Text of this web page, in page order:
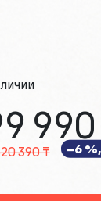
990
390 ₸ −6